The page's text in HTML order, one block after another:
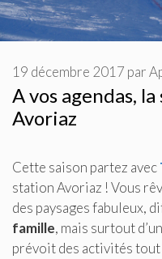
A vos agendas,
Avoriaz
19 décembre 2017 par
Cette saison partez avec
station Avoriaz ! Vous
des paysages fabuleux,
famille, mais surtout
prévoit des activités tout